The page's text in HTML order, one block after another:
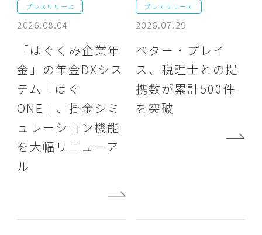
プレスリリース
2026.08.04
「はぐくみ企業年
金」の年金DXシス
テム「はぐ
ONE」、掛金シミ
ュレーション機能
を大幅リニューア
ル
プレスリリース
2026.07.29
ベター・プレイ
ス、税理士との提
携数が累計500件
を突破